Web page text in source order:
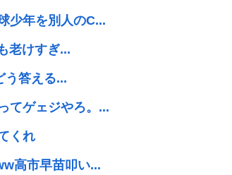
少年を別人のC...
老けすぎ...
う答える...
てゲェジやろ。...
くれ
高市早苗叩い...